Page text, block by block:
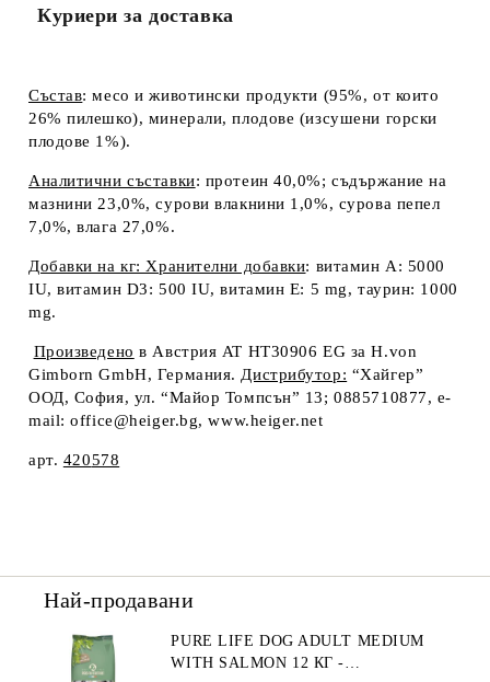
Куриери за доставка
Състав: месо и животински продукти (95%, от които
26% пилешко), минерали, плодове (изсушени горски
плодове 1%).
Аналитични съставки: протеин 40,0%; съдържание на
мазнини 23,0%, сурови влакнини 1,0%, сурова пепел
7,0%, влага 27,0%.
Добавки на кг: Хранителни добавки: витамин А: 5000
IU, витамин D3: 500 IU, витамин Е: 5 mg, таурин: 1000
mg.
Произведено в Австрия AT HT30906 EG за H.von
Gimborn GmbH, Германия. Дистрибутор: “Хайгер”
ООД, София, ул. “Майор Томпсън” 13; 0885710877, e-
mail: office@heiger.bg, www.heiger.net
арт. 420578
Най-продавани
PURE LIFE DOG ADULT MEDIUM
WITH SALMON 12 КГ -